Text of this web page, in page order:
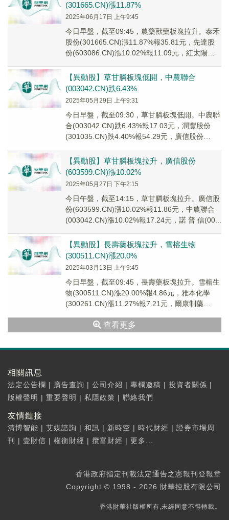
(301665.CN)漲11.87%
2025年06月17日 上午9:45
今日早盤，截至09:45，農藥獸藥板塊拉升。泰禾
股份(301665.CN)漲11.87%報35.81元，先達股
份(603086.CN)漲10.02%報11.09元，紅太陽
【異動股】草甘膦板塊低開，中農聯合
(003042.CN)跌6.43%
2025年05月29日 上午9:31
今日早盤，截至09:30，草甘膦板塊低開。中農聯
合(003042.CN)跌6.43%報17.03元，潤豐股份
(301035.CN)跌4.40%報54.29元，廣信股份
【異動股】草甘膦板塊拉升，廣信股份
(603599.CN)漲10.02%
2025年05月27日 下午2:15
今日午盤，截至14:15，草甘膦板塊拉升。廣信股
份(603599.CN)漲10.02%報11.86元，中農聯合
(003042.CN)漲10.02%報17.24元，諾 普 信(00...
【異動股】長壽藥板塊拉升，雪榕生物
(300511.CN)漲20.0%
2025年03月13日 上午9:45
今日早盤，截至09:45，長壽藥板塊拉升。雪榕生
物(300511.CN)漲20.00%報4.86元，雅本化學
(300261.CN)漲11.27%報7.21元，爾康制藥
查看更多
相關訊息
法定公告欄 | 廣告查詢 | 公司介紹 | 專欄邀稿 | 投資者關係 |
版權聲明 | 重要聲明 | 私隱政策 | 聯絡我們
友情鏈接
清博智能 | 艾媒諮詢 | 和訊 | 新時空 | 時代財經 | 證券市場周
刊
| 壹財信 | 權衡財經 | 攬富財經 | 更多...
香港政府指定刊載法定通告之憲報刊登報章
Copyright © 1998 - 2026 財華控股有限公司
香港財華社版權所有,未經同意不得轉載。